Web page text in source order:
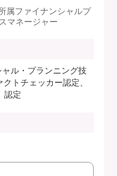
属ファイナンシャルプ
マネージャー
ル・プランニング技
トチェッカー認定、
認定